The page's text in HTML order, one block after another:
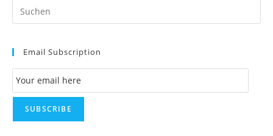
Email Subscription
Email Subscription
SUBSCRIBE